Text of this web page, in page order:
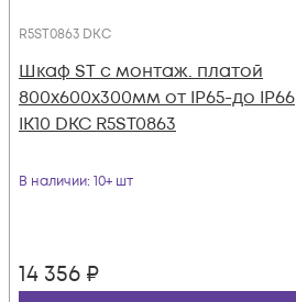
R5ST0863 DKC
Шкаф ST с монтаж. платой
800х600х300мм от IP65-до IP66
IK10 DKC R5ST0863
В наличии: 10+ шт
14 356 ₽